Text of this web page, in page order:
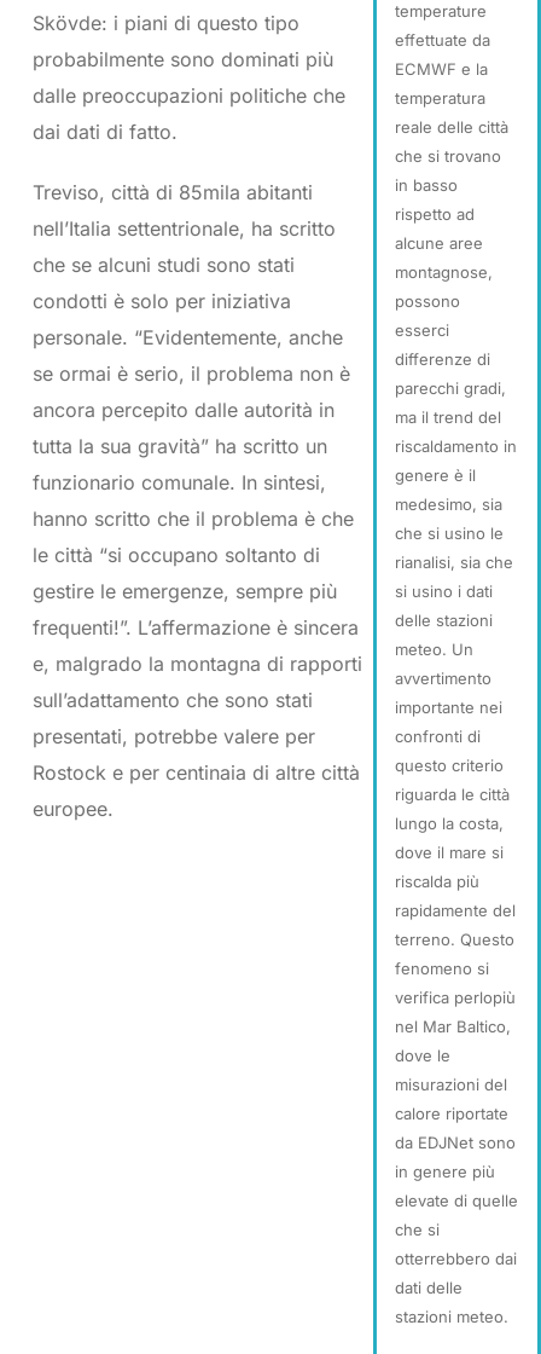
temperature
effettuate da
ECMWF e la
temperatura
reale delle città
che si trovano
in basso
rispetto ad
alcune aree
montagnose,
possono
esserci
differenze di
parecchi gradi,
ma il trend del
riscaldamento in
genere è il
medesimo, sia
che si usino le
rianalisi, sia che
si usino i dati
delle stazioni
meteo. Un
avvertimento
importante nei
confronti di
questo criterio
riguarda le città
lungo la costa,
dove il mare si
riscalda più
rapidamente del
terreno. Questo
fenomeno si
verifica perlopiù
nel Mar Baltico,
dove le
misurazioni del
calore riportate
da EDJNet sono
in genere più
elevate di quelle
che si
otterrebbero dai
dati delle
stazioni meteo.
Skövde: i piani di questo tipo
probabilmente sono dominati più
dalle preoccupazioni politiche che
dai dati di fatto.
Treviso, città di 85mila abitanti
nell’Italia settentrionale, ha scritto
che se alcuni studi sono stati
condotti è solo per iniziativa
personale. “Evidentemente, anche
se ormai è serio, il problema non è
ancora percepito dalle autorità in
tutta la sua gravità” ha scritto un
funzionario comunale. In sintesi,
hanno scritto che il problema è che
le città “si occupano soltanto di
gestire le emergenze, sempre più
frequenti!”. L’affermazione è sincera
e, malgrado la montagna di rapporti
sull’adattamento che sono stati
presentati, potrebbe valere per
Rostock e per centinaia di altre città
europee.